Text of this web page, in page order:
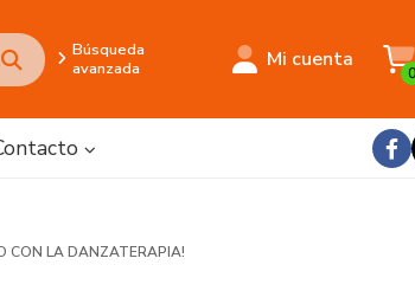
Búsqueda
avanzada
Mi cuenta
0
CON LA DANZATERAPIA!